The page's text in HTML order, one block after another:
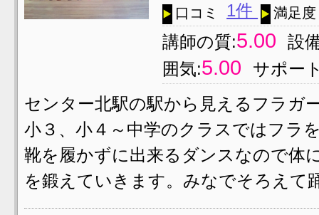
口コミ 1件 満足度
講師の質:5.00
設
囲気:5.00
サポー
センター北駅の駅から見えるフラ
小３、小４～中学のクラスではフラ
靴を履かずに出来るダンスなので体
を鍛えていきます。みなでそろえ